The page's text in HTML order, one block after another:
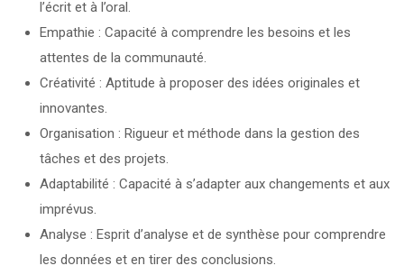
l’écrit et à l’oral.
Empathie : Capacité à comprendre les besoins et les
attentes de la communauté.
Créativité : Aptitude à proposer des idées originales et
innovantes.
Organisation : Rigueur et méthode dans la gestion des
tâches et des projets.
Adaptabilité : Capacité à s’adapter aux changements et aux
imprévus.
Analyse : Esprit d’analyse et de synthèse pour comprendre
les données et en tirer des conclusions.